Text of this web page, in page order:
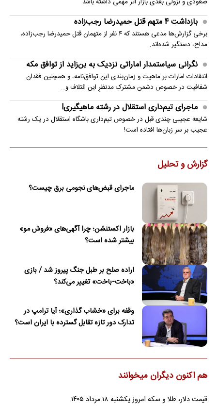
بازداشت ۴ متهم قتل حمیدرضا رجب‌زاده
برخی گزارش‌ها مدعی هستند که ۴ نفر از متهمان قتل حمیدرضا رجب‌زاده،
مداح، دستگیر شده‌اند.
نگرانی سیاستمدار اماراتی نزدیک به بن‌زاید از توافق مکه
انتقادات امارات بر ماهیت و زمان‌بندی این توافق‌نامه، و همچنین فقدان
شفافیت در خصوص دشمن مشترکِ مدنظرِ این ائتلاف و…
ماجرای تیم‌داری استقلال در رشته ماهیگیری!
شایعه عجیبی چندی قبل در خصوص تیم‌داری باشگاه استقلال در یک رشته
عجیب بر سر زبان‌ها افتاده است!
گزارش و تحلیل
ماجرای قبض‌های نجومی برق چیست؟
بازار اکستنشن؛ چرا آگهی‌های «فروش مو»
بیشتر شده است؟
اراده صلح بر طبل جنگ پیروز شد / بازی
«باخت-باخت» تغییر می‌کند؟
وقفه برای «خشاب گذاری»؛ آیا ترامپ در
تدارک دور تازه تقابل گسترده با ایران است؟
هم اکنون دیگران میخوانند
قیمت دلار، طلا و سکه امروز یکشنبه ۱۸ مرداد ۱۴۰۵